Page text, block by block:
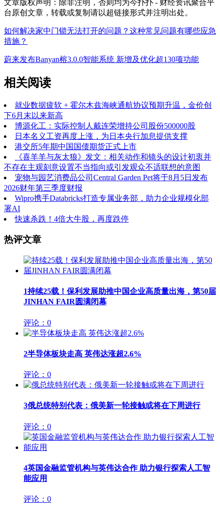
文章版权声明：除非注明，否则均为今扑扑 - 财经资讯聚合平
台 原创文章，转载或复制请以超链接形式并注明出处。
如何解决家中门锁无法打开的问题？这种常见问题有哪些应急
措施？
蔚来发布Banyan榕3.0.0智能系统 新增及优化超130项功能
相关阅读
就业数据疲软 + 霍尔木兹海峡通航协议预期升温，金价创
下6月末以来新高
博源化工：实际控制人戴连荣增持公司股份500000股
日本名义工资再度上涨，为日本央行加息提供支撑
港交所5年期中国国债期货正式上市
《喜羊羊与灰太狼》发文：相关动作和镜头的设计初衷并
不存在主观刻意设置不当指向或引发观众不适联想的意图
宠物与园艺消费品公司Central Garden Pet将于8月5日发布
2026财年第三季度财报
Wipro携手Databricks打造专属业务部，助力企业规模化部
署AI
快速杀跌！4倍大牛股，再度跌停
热评文章
1持续25载！保利发展助推中国企业高质量出海，第50届
JINHAN FAIR圆满闭幕
评论：0
2半导体板块走高 英伟达涨超2.6%
评论：0
3俄总统特别代表：俄美新一轮接触或将在下周进行
评论：0
4英国金融监管机构与英伟达合作 助力银行探索人工智
能应用
评论：0